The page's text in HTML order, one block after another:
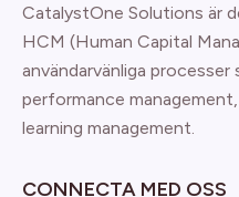
CatalystOne Solutions är
HCM (Human Capital
användarvänliga processer
performance
learning management.
CONNECTA MED OSS